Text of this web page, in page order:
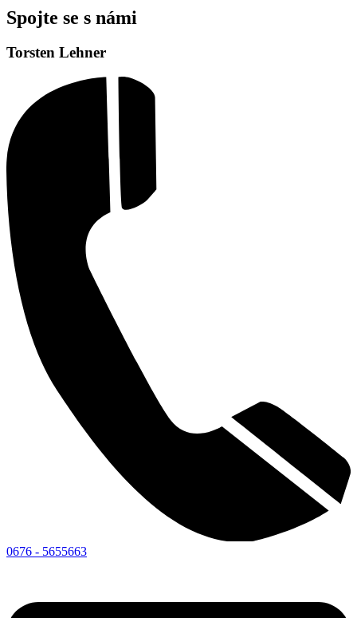
Spojte se s námi
Torsten Lehner
0676 - 5655663